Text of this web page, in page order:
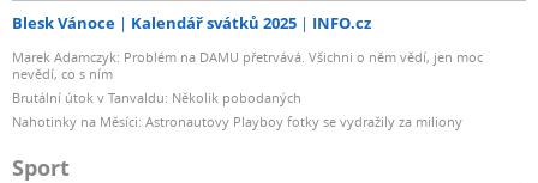
Blesk Vánoce Kalendář svátků 2025 INFO.cz
Marek Adamczyk: Problém na DAMU přetrvává. Všichni o něm vědí, jen moc
nevědí, co s ním
Brutální útok v Tanvaldu: Několik pobodaných
Nahotinky na Měsíci: Astronautovy Playboy fotky se vydražily za miliony
Sport